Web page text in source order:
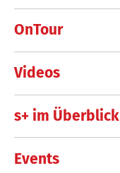
OnTour
Videos
s+ im Überblick
Events